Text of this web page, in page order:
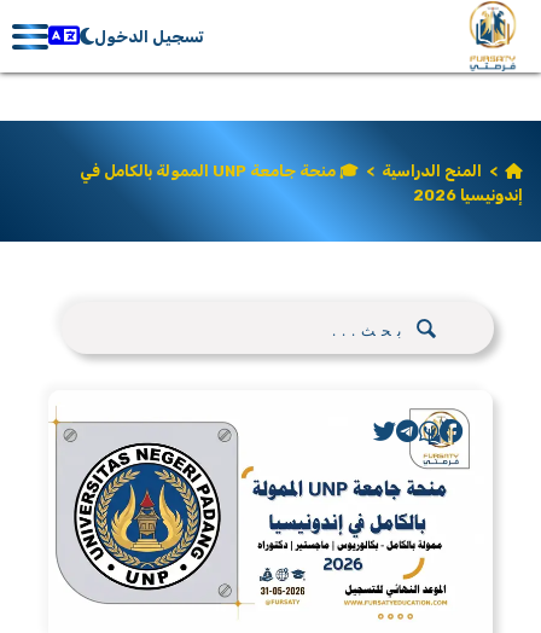
تسجيل الدخول
> المنح الدراسية >
🎓 منحة جامعة UNP الممولة بالكامل في
إندونيسيا 2026